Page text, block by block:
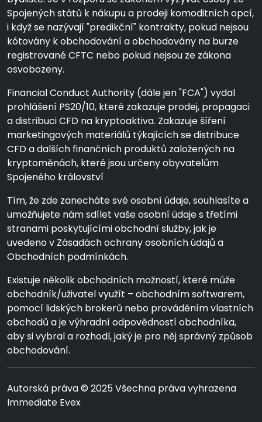
Spojených států k nákupu a prodeji komoditních opcí,
i když se nazývají "predikční" kontrakty, pokud nejsou
kótovány k obchodování a obchodovány na burze
registrované CFTC nebo pokud nejsou ze zákona
osvobozeny.
Financial Conduct Authority (dále jen "FCA") vydal
prohlášení PS20/10, které zakazuje prodej, propagaci
a distribuci CFD na kryptoaktiva. Zakazuje šíření
marketingových materiálů týkajících se distribuce
CFD a dalších finančních produktů založených na
kryptoměnách, které jsou určeny obyvatelům
Spojeného království
Tím, že zde zanecháte své osobní údaje, souhlasíte a
umožňujete nám sdílet vaše osobní údaje s třetími
stranami poskytujícími obchodní služby, jak je
uvedeno v Zásadách ochrany osobních údajů a
Obchodních podmínkách.
Existuje několik obchodních možností, které může
obchodník/uživatel využít – obchodním softwarem,
pomocí lidských brokerů nebo prováděním vlastních
obchodů a je výhradní odpovědností obchodníka,
aby si vybral a rozhodl, jaký je pro něj správný způsob
obchodování.
Autorská práva © 2025 Všechna práva vyhrazena
Immediate Evex